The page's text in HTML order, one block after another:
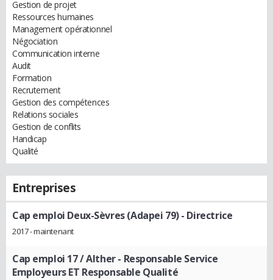
Gestion de projet
Ressources humaines
Management opérationnel
Négociation
Communication interne
Audit
Formation
Recrutement
Gestion des compétences
Relations sociales
Gestion de conflits
Handicap
Qualité
Entreprises
Cap emploi Deux-Sèvres (Adapei 79)- Directrice
2017 - maintenant
Cap emploi 17 / Alther- Responsable Service
Employeurs ET Responsable Qualité